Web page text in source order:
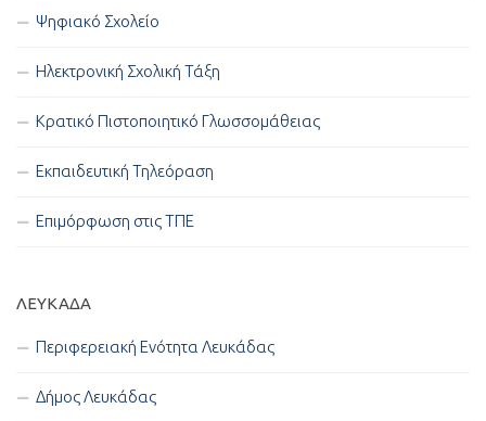
Ψηφιακό Σχολείο
Ηλεκτρονική Σχολική Τάξη
Κρατικό Πιστοποιητικό Γλωσσομάθειας
Εκπαιδευτική Τηλεόραση
Επιμόρφωση στις ΤΠΕ
ΛΕΥΚΑΔΑ
Περιφερειακή Ενότητα Λευκάδας
Δήμος Λευκάδας